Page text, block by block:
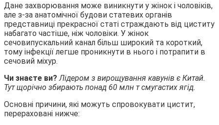
Дане захворювання може виникнути у жінок і чоловіків,
але з-за анатомічної будови статевих органів
представниці прекрасної статі страждають від циститу
набагато частіше, ніж чоловіки. У жінок
сечовипускальний канал більш широкий та короткий,
тому інфекції легше проникнути в нього і потрапити в
сечовий міхур.
Чи знаєте ви? Лідером з вирощування кавунів є Китай.
Тут щорічно збирають понад 60 млн т смугастих ягід.
Основні причини, які можуть спровокувати цистит,
перераховані нижче: